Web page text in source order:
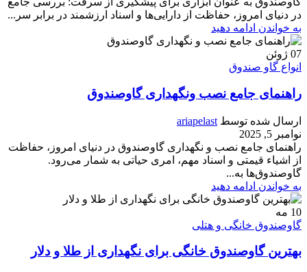
در دنیای امروز، حفاظت از دارایی‌ها و اسناد ارزشمند در برابر سر...
به خواندن ادامه دهید
07 ژوئن
انواع گاو صندوق
راهنمای جامع نصب ونگهداری گاوصندوق
ارسال شده توسط ariapelast
نوامبر 5, 2025
راهنمای جامع نصب و نگهداری گاوصندوق در دنیای امروز، حفاظت
از اشیاء قیمتی و اسناد مهم، امری حیاتی به شمار می‌رود.
گاوصندوق‌ها به...
به خواندن ادامه دهید
10 مه
گاوصندوق خانگی و هتلی
بهترین گاوصندوق خانگی برای نگهداری از طلا و دلار